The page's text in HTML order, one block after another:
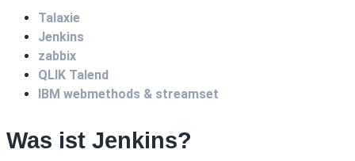
Talaxie
Jenkins
zabbix
QLIK Talend
IBM webmethods & streamset
Was ist Jenkins?